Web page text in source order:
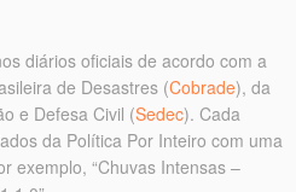
diários oficiais de acordo com a
de Desastres (Cobrade), da
e Defesa Civil (Sedec). Cada
da Política Por Inteiro com uma
exemplo, “Chuvas Intensas –